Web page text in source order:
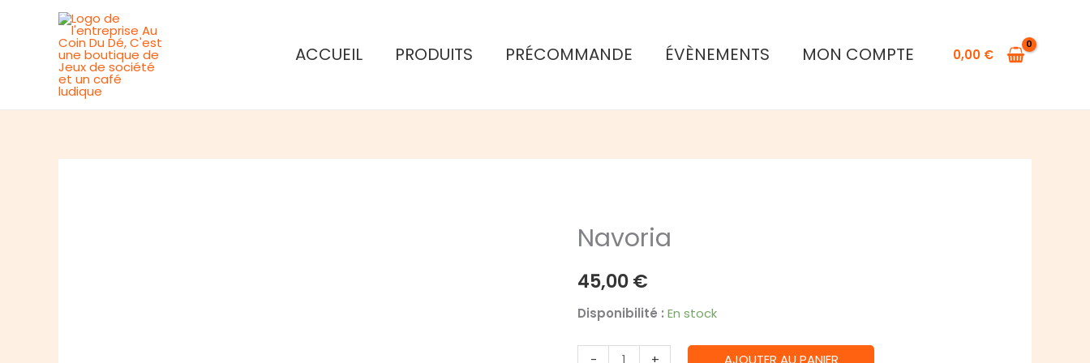
ACCUEIL PRODUITS PRÉCOMMANDE ÉVÈNEMENTS MON COMPTE 0,00 €
Navoria
45,00€
Disponibilité : En stock
quantité
AJOUTER AU PANIER